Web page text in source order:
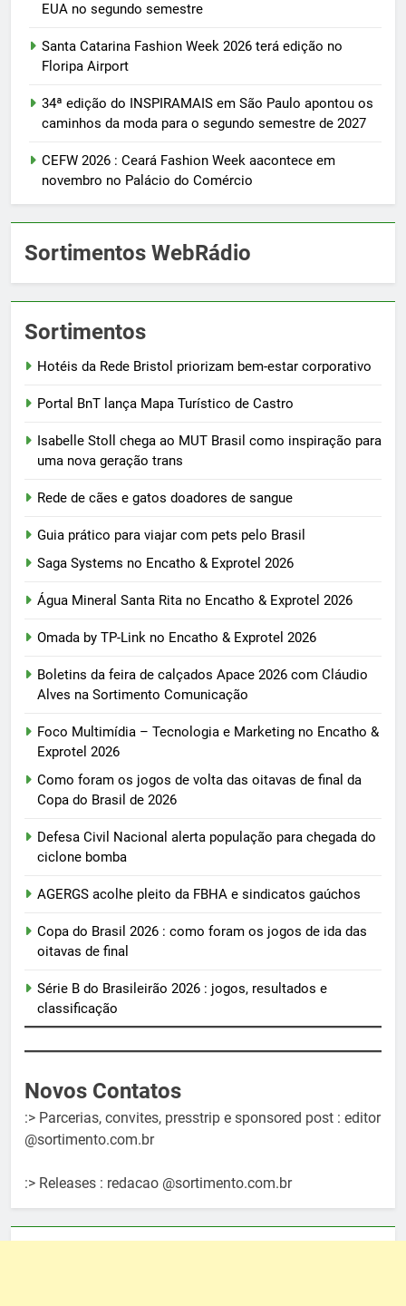
EUA no segundo semestre
Santa Catarina Fashion Week 2026 terá edição no
Floripa Airport
34ª edição do INSPIRAMAIS em São Paulo apontou os
caminhos da moda para o segundo semestre de 2027
CEFW 2026 : Ceará Fashion Week aacontece em
novembro no Palácio do Comércio
Sortimentos WebRádio
Sortimentos
Hotéis da Rede Bristol priorizam bem-estar corporativo
Portal BnT lança Mapa Turístico de Castro
Isabelle Stoll chega ao MUT Brasil como inspiração para
uma nova geração trans
Rede de cães e gatos doadores de sangue
Guia prático para viajar com pets pelo Brasil
Saga Systems no Encatho & Exprotel 2026
Água Mineral Santa Rita no Encatho & Exprotel 2026
Omada by TP-Link no Encatho & Exprotel 2026
Boletins da feira de calçados Apace 2026 com Cláudio
Alves na Sortimento Comunicação
Foco Multimídia – Tecnologia e Marketing no Encatho &
Exprotel 2026
Como foram os jogos de volta das oitavas de final da
Copa do Brasil de 2026
Defesa Civil Nacional alerta população para chegada do
ciclone bomba
AGERGS acolhe pleito da FBHA e sindicatos gaúchos
Copa do Brasil 2026 : como foram os jogos de ida das
oitavas de final
Série B do Brasileirão 2026 : jogos, resultados e
classificação
Novos Contatos
:> Parcerias, convites, presstrip e sponsored post : editor
@sortimento.com.br
:> Releases : redacao @sortimento.com.br